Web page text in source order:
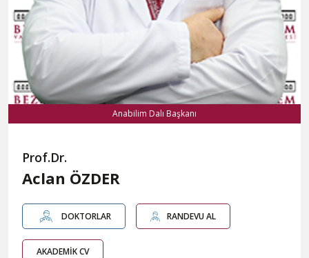
Prof.Dr.
Aclan ÖZDER
DOKTORLAR RANDEVU AL
AKADEMİK CV